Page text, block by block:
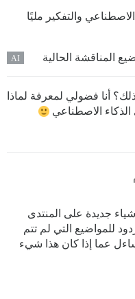
والتفكير مليًا
المناقشة الحالية AI
أنا فضولي لمعرفة لماذا
الاصطناعي
جديدة على المنتدى
للمواضيع التي لم تتم
عما إذا كان هذا شيء